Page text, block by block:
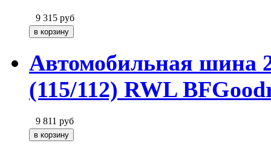
9 315 руб
Автомобильная шина
(115/112) RWL
9 811 руб